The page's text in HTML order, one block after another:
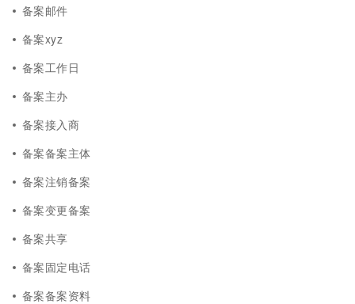
备案邮件
备案xyz
备案工作日
备案主办
备案接入商
备案备案主体
备案注销备案
备案变更备案
备案共享
备案固定电话
备案备案资料